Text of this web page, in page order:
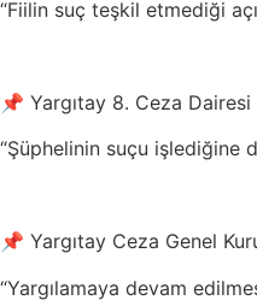
“Fiilin suç teşkil etmediği
📌 Yargıtay 8. Ceza
“Şüphelinin suçu işlediğine
📌 Yargıtay Ceza Genel
“Yargılamaya devam